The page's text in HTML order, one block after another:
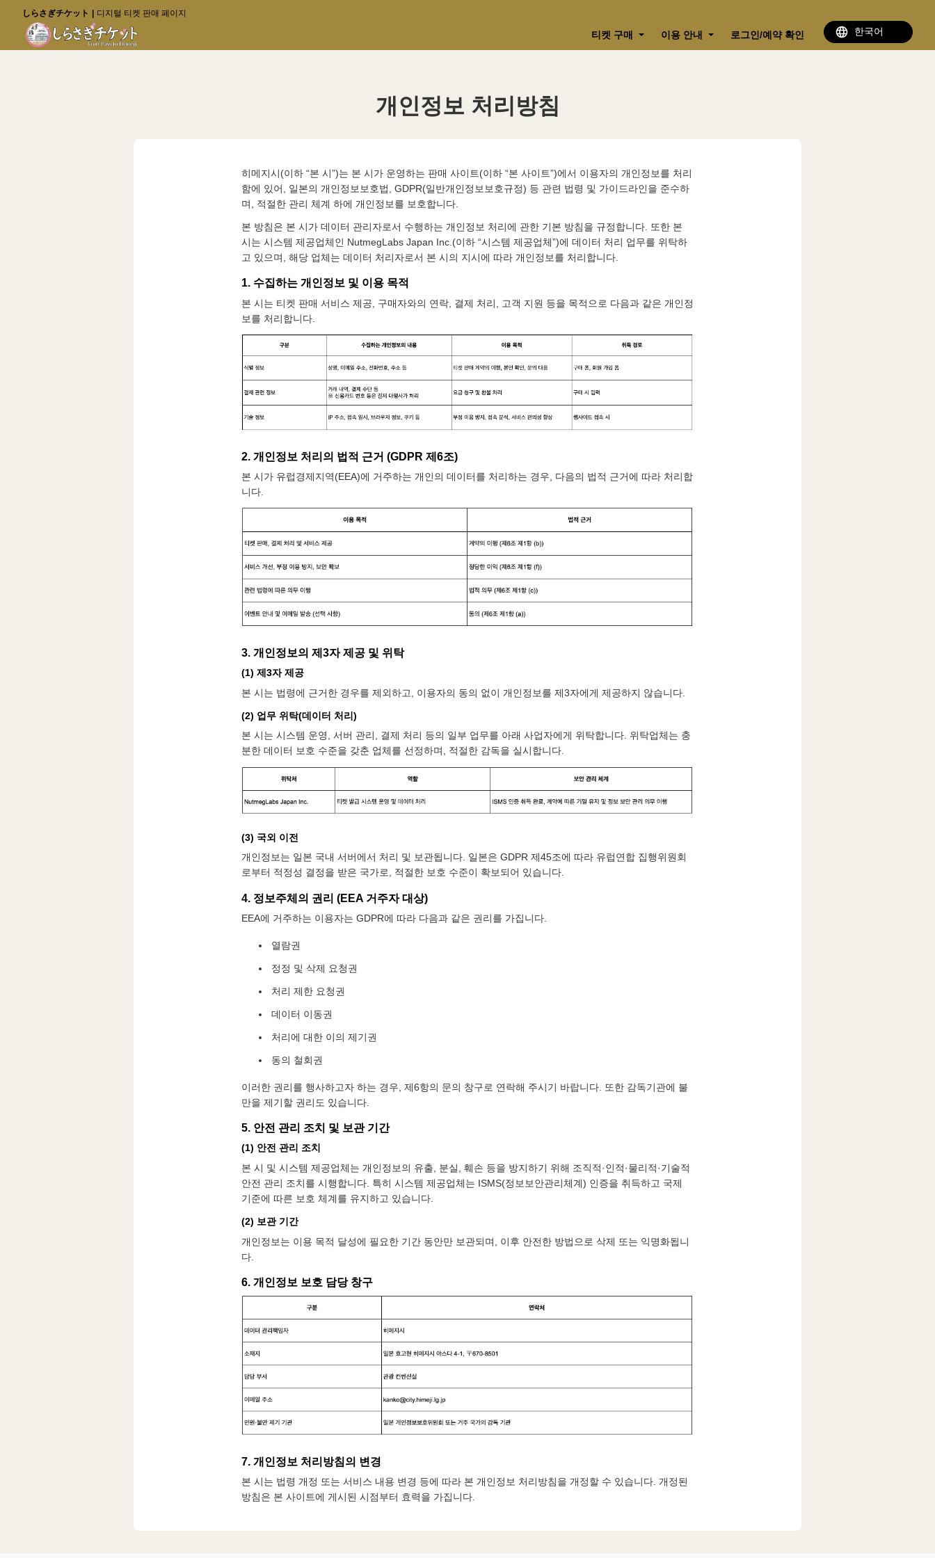
しらさぎチケット 디지털 티켓 판매 페이지
티켓 구매 이용 안내 로그인/예약 확인
개인정보 처리방침
히메지시(이하 “본 시”)는 본 시가 운영하는 판매 사이트(이하 “본 사이트”)에서 이용자의 개인정보를 처리
함에 있어, 일본의 개인정보보호법, GDPR(일반개인정보보호규정) 등 관련 법령 및 가이드라인을 준수하
며, 적절한 관리 체계 하에 개인정보를 보호합니다.
본 방침은 본 시가 데이터 관리자로서 수행하는 개인정보 처리에 관한 기본 방침을 규정합니다. 또한 본
시는 시스템 제공업체인 NutmegLabs Japan Inc.(이하 “시스템 제공업체”)에 데이터 처리 업무를 위탁하
고 있으며, 해당 업체는 데이터 처리자로서 본 시의 지시에 따라 개인정보를 처리합니다.
1. 수집하는 개인정보 및 이용 목적
본 시는 티켓 판매 서비스 제공, 구매자와의 연락, 결제 처리, 고객 지원 등을 목적으로 다음과 같은 개인정
보를 처리합니다.
2. 개인정보 처리의 법적 근거 (GDPR 제6조)
본 시가 유럽경제지역(EEA)에 거주하는 개인의 데이터를 처리하는 경우, 다음의 법적 근거에 따라 처리합
니다.
3. 개인정보의 제3자 제공 및 위탁
(1) 제3자 제공
본 시는 법령에 근거한 경우를 제외하고, 이용자의 동의 없이 개인정보를 제3자에게 제공하지 않습니다.
(2) 업무 위탁(데이터 처리)
본 시는 시스템 운영, 서버 관리, 결제 처리 등의 일부 업무를 아래 사업자에게 위탁합니다. 위탁업체는 충
분한 데이터 보호 수준을 갖춘 업체를 선정하며, 적절한 감독을 실시합니다.
(3) 국외 이전
개인정보는 일본 국내 서버에서 처리 및 보관됩니다. 일본은 GDPR 제45조에 따라 유럽연합 집행위원회
로부터 적정성 결정을 받은 국가로, 적절한 보호 수준이 확보되어 있습니다.
4. 정보주체의 권리 (EEA 거주자 대상)
EEA에 거주하는 이용자는 GDPR에 따라 다음과 같은 권리를 가집니다.
열람권
정정 및 삭제 요청권
처리 제한 요청권
데이터 이동권
처리에 대한 이의 제기권
동의 철회권
이러한 권리를 행사하고자 하는 경우, 제6항의 문의 창구로 연락해 주시기 바랍니다. 또한 감독기관에 불
만을 제기할 권리도 있습니다.
5. 안전 관리 조치 및 보관 기간
(1) 안전 관리 조치
본 시 및 시스템 제공업체는 개인정보의 유출, 분실, 훼손 등을 방지하기 위해 조직적·인적·물리적·기술적
안전 관리 조치를 시행합니다. 특히 시스템 제공업체는 ISMS(정보보안관리체계) 인증을 취득하고 국제
기준에 따른 보호 체계를 유지하고 있습니다.
(2) 보관 기간
개인정보는 이용 목적 달성에 필요한 기간 동안만 보관되며, 이후 안전한 방법으로 삭제 또는 익명화됩니
다.
6. 개인정보 보호 담당 창구
7. 개인정보 처리방침의 변경
본 시는 법령 개정 또는 서비스 내용 변경 등에 따라 본 개인정보 처리방침을 개정할 수 있습니다. 개정된
방침은 본 사이트에 게시된 시점부터 효력을 가집니다.